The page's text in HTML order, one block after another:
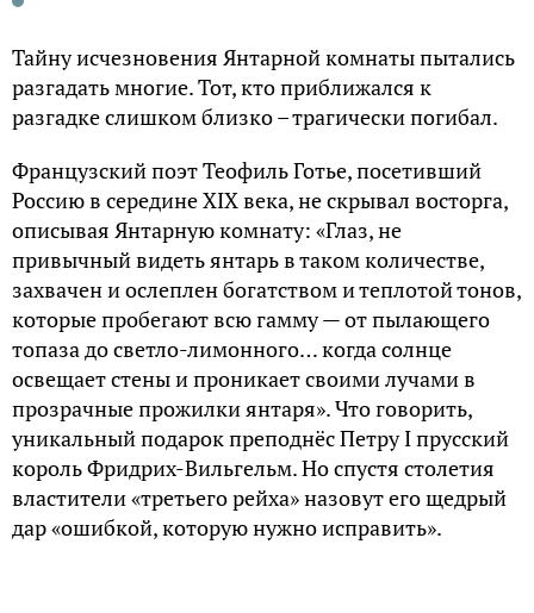
Тайну исчезновения Янтарной комнаты пытались
разгадать многие. Тот, кто приближался к
разгадке слишком близко – трагически погибал.
Французский поэт Теофиль Готье, посетивший
Россию в середине XIX века, не скрывал восторга,
описывая Янтарную комнату: «Глаз, не
привычный видеть янтарь в таком количестве,
захвачен и ослеплен богатством и теплотой тонов,
которые пробегают всю гамму — от пылающего
топаза до светло-лимонного… когда солнце
освещает стены и проникает своими лучами в
прозрачные прожилки янтаря». Что говорить,
уникальный подарок преподнёс Петру I прусский
король Фридрих-Вильгельм. Но спустя столетия
властители «третьего рейха» назовут его щедрый
дар «ошибкой, которую нужно исправить».